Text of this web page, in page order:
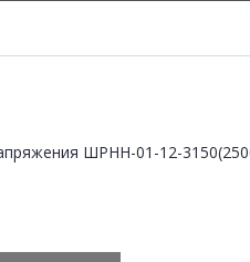
ШРНН-01-12-